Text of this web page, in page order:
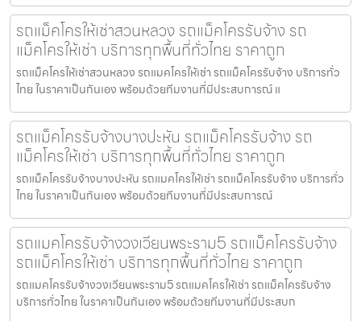
รถแม็คโครให้เช่าสวนหลวง รถแม็คโครรับจ้าง รถ
แม็คโครให้เช่า บริการทุกพื้นที่ทั่วไทย ราคาถูก
รถแม็คโครให้เช่าสวนหลวง รถแมคโครให้เช่า รถแม็คโครรับจ้าง บริการทั่ว
ไทย ในราคาเป็นกันเอง พร้อมด้วยทีมงานที่มีประสบการณ์ แ
รถแม็คโครรับจ้างบางปะหัน รถแม็คโครรับจ้าง รถ
แม็คโครให้เช่า บริการทุกพื้นที่ทั่วไทย ราคาถูก
รถแม็คโครรับจ้างบางปะหัน รถแมคโครให้เช่า รถแม็คโครรับจ้าง บริการทั่ว
ไทย ในราคาเป็นกันเอง พร้อมด้วยทีมงานที่มีประสบการณ์
รถแมคโครรับจ้างวงเวียนพระราม5 รถแม็คโครรับจ้าง
รถแม็คโครให้เช่า บริการทุกพื้นที่ทั่วไทย ราคาถูก
รถแมคโครรับจ้างวงเวียนพระราม5 รถแมคโครให้เช่า รถแม็คโครรับจ้าง
บริการทั่วไทย ในราคาเป็นกันเอง พร้อมด้วยทีมงานที่มีประสบก